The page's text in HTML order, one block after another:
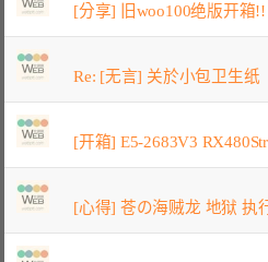
[分享] 旧woo100绝版开箱!!
Re: [无言] 关於小包卫生纸
[开箱] E5-2683V3
[心得] 苍の海贼龙 地狱 执